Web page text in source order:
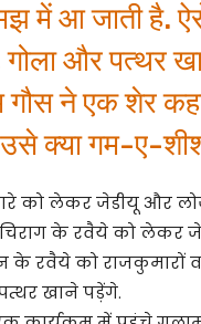
में आ जाती है.
गोला और पत्थर
गौस ने एक शेर
क्या गम-ए-
को लेकर जेडीयू और
के रवैये को लेकर
रवैये को राजकुमारों
खाने पड़ेंगे.